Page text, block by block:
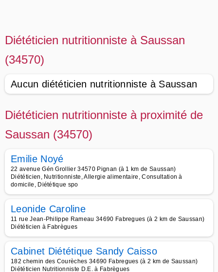
Diététicien nutritionniste à Saussan
(34570)
Aucun diététicien nutritionniste à Saussan
Diététicien nutritionniste à proximité de
Saussan (34570)
Emilie Noyé
22 avenue Gén Grollier 34570 Pignan (à 1 km de Saussan)
Diététicien, Nutritionniste, Allergie alimentaire, Consultation à
domicile, Diététique spo
Leonide Caroline
11 rue Jean-Philippe Rameau 34690 Fabregues (à 2 km de Saussan)
Diététicien à Fabrègues
Cabinet Diététique Sandy Caisso
182 chemin des Courèches 34690 Fabregues (à 2 km de Saussan)
Diététicien Nutritionniste D.E. à Fabrègues